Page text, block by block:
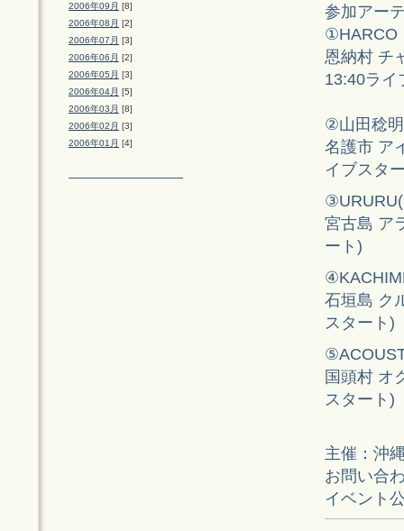
2006年09月 [8]
2006年08月 [2]
2006年07月 [3]
2006年06月 [2]
2006年05月 [3]
2006年04月 [5]
2006年03月 [8]
2006年02月 [3]
2006年01月 [4]
参加アー
①HARCO
恩納村 チ
13:40ラ
②山田稔
名護市 ア
イブスタ
宮古島 ア
ート)
石垣島 ク
スタート)
国頭村 オ
スタート)
主催：沖
お問い合
イベント